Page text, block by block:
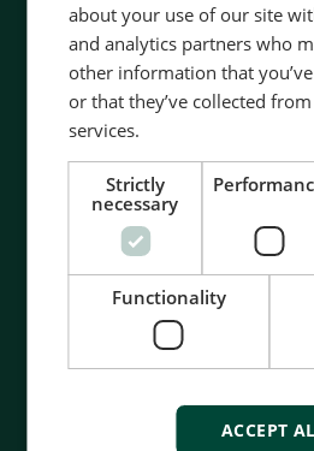
Contact us to
- 90 years of energy
- Manufactured at the
- Superior
- Unmatched service
- Made in
about your use of our site
and analytics partners who
other information that
or that they’ve collected
services.
Strictly
necessary
Functionality
ACCEPT